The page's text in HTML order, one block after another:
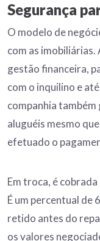
Segurança
O modelo de
com as
gestão financeira,
com o inquilino e
companhia também
aluguéis mesmo
efetuado o
Em troca, é
É um percentual de
retido antes do
os valores